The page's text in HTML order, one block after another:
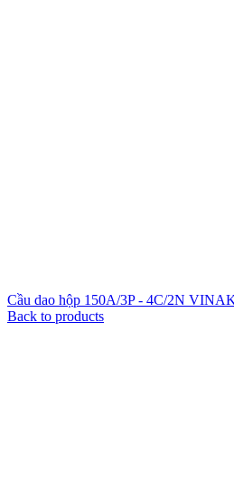
Cầu dao hộp 150A/3P - 4C/2N
Back to products